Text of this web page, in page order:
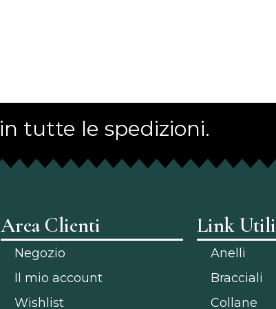
in tutte le spedizioni.
Area Clienti
Negozio
Il mio account
Wishlist
Link Utili
Anelli
Bracciali
Collane